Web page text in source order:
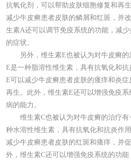
抗氧化剂，可以帮助皮肤细胞修复和再
减少牛皮癣患者皮肤的鳞屑和红斑，并
生素A还可以调节免疫系统的功能，减
的症状。
另外，维生素E也被认为对牛皮癣的
E是一种脂溶性维生素，具有抗氧化和
E可以减少牛皮癣患者皮肤的瘙痒和炎
再生。此外，维生素E还可以增强免疫
病的能力。
维生素C也被认为对牛皮癣的治疗有
种水溶性维生素，具有抗氧化和抗炎作
减少牛皮癣患者皮肤的红斑和瘙痒，并
外，维生素C还可以增强免疫系统的功